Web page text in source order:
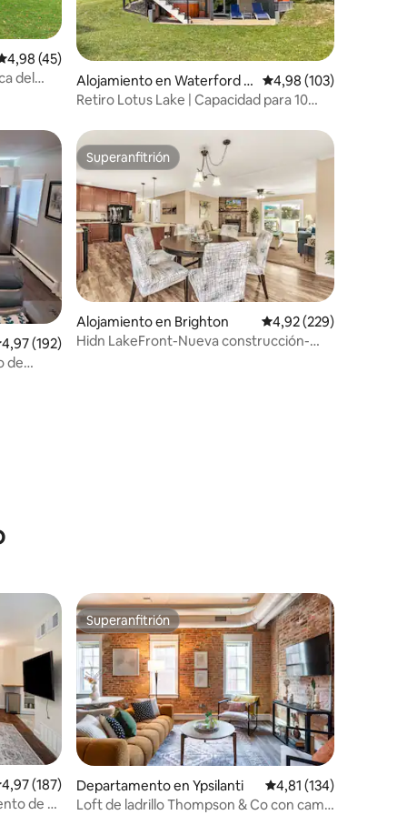
promedio: 4,98 de 5. 45 evaluaciones
4,98 (45)
del
Alojamiento en Waterford T
ownship
Calificación promedio:
4,98 (103)
Retiro Lotus Lake | Capacidad para 10
destacados
promedio: 4,97 de 5. 192 evaluaciones
4,97 (192)
de
Superanfitrión
Superanfitrión
Alojamiento en Brighton Calificación promedio:
4,92 (229)
Hidn LakeFront-Nueva construcción-
destacados
promedio: 4,97 de 5. 187 evaluaciones
4,97 (187)
de 1
Superanfitrión
Superanfitrión
Departamento en Ypsilanti Calificación promedio:
4,81 (134)
Loft de ladrillo Thompson & Co con cama